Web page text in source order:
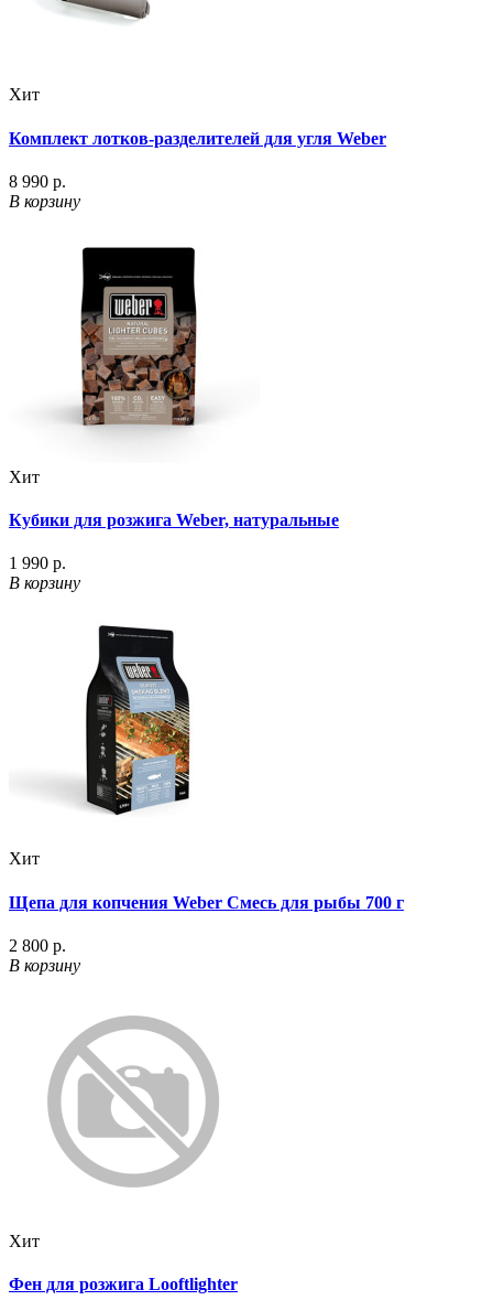
Хит
Комплект лотков-разделителей для угля Weber
8 990 р.
В корзину
Хит
Кубики для розжига Weber, натуральные
1 990 р.
В корзину
Хит
Щепа для копчения Weber Смесь для рыбы 700 г
2 800 р.
В корзину
Хит
Фен для розжига Looftlighter